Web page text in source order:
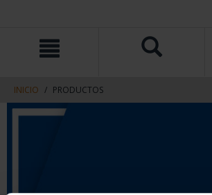
contenido
navegacin
INICIO PRODUCTOS